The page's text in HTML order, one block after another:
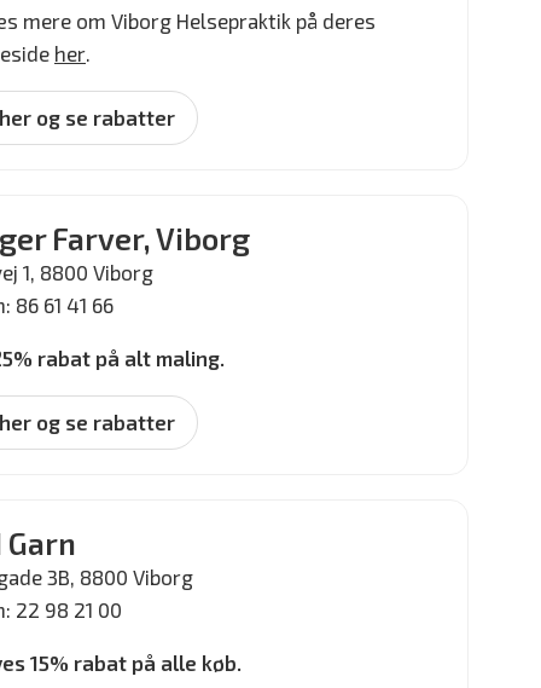
mere om Viborg Helsepraktik på deres
her.
og se rabatter
Farver, Viborg
1, 8800 Viborg
86 61 41 66
rabat på alt maling.
og se rabatter
Garn
3B, 8800 Viborg
22 98 21 00
15% rabat på alle køb.